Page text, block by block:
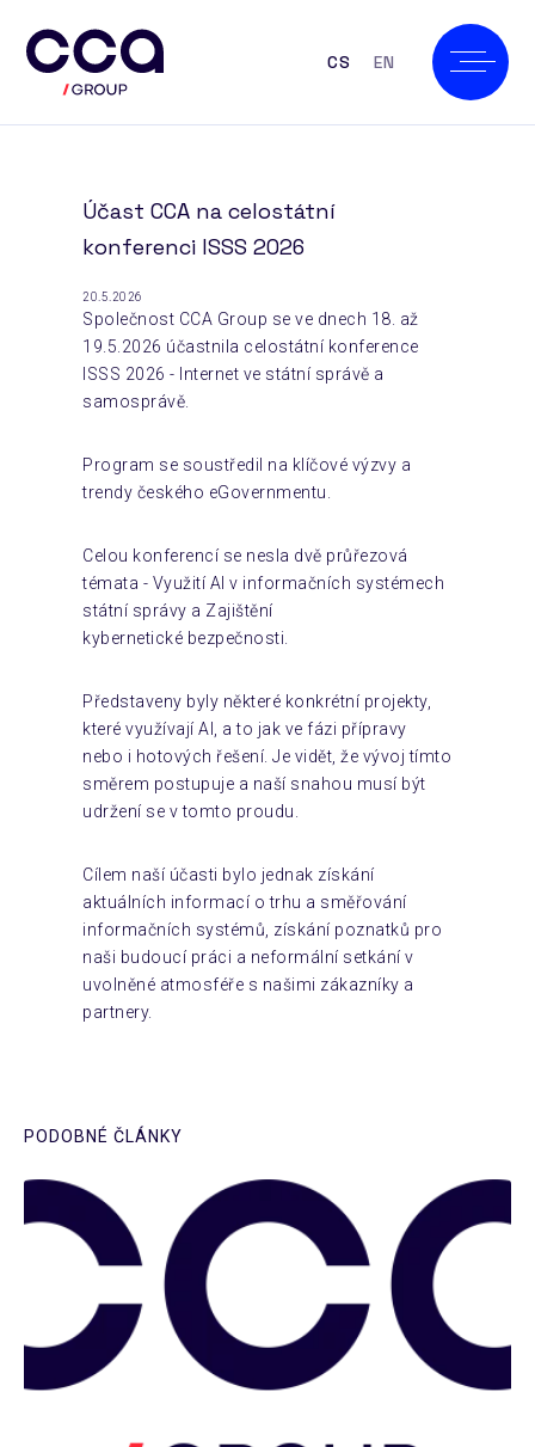
CS EN
Účast CCA na celostátní
konferenci ISSS 2026
20.5.2026
Společnost CCA Group se ve dnech 18. až
19.5.2026 účastnila celostátní konference
ISSS 2026 - Internet ve státní správě a
samosprávě.
Program se soustředil na klíčové výzvy a
trendy českého eGovernmentu.
Celou konferencí se nesla dvě průřezová
témata - Využití AI v informačních systémech
státní správy a Zajištění
kybernetické bezpečnosti.
Představeny byly některé konkrétní projekty,
které využívají AI, a to jak ve fázi přípravy
nebo i hotových řešení. Je vidět, že vývoj tímto
směrem postupuje a naší snahou musí být
udržení se v tomto proudu.
Cílem naší účasti bylo jednak získání
aktuálních informací o trhu a směřování
informačních systémů, získání poznatků pro
naši budoucí práci a neformální setkání v
uvolněné atmosféře s našimi zákazníky a
partnery.
PODOBNÉ ČLÁNKY